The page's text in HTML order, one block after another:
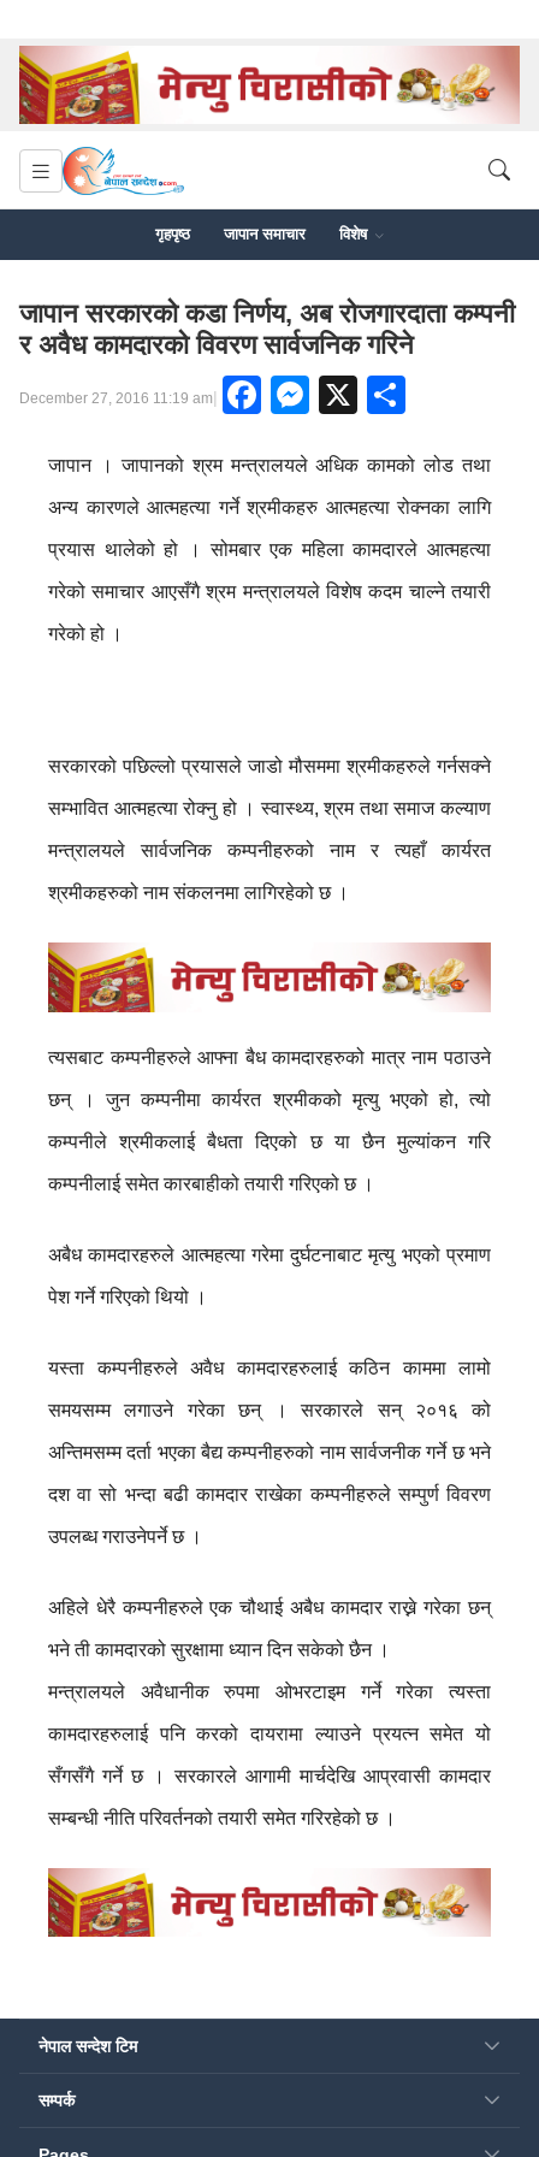
गृहपृष्ठ जापान समाचार विशेष
जापान सरकारको कडा निर्णय, अब रोजगारदाता कम्पनी
र अवैध कामदारको विवरण सार्वजनिक गरिने
December 27, 2016 11:19 am| Facebook
Messenger
X
जापान । जापानको श्रम मन्त्रालयले अधिक कामको लोड तथा
अन्य कारणले आत्महत्या गर्ने श्रमीकहरु आत्महत्या रोक्नका लागि
प्रयास थालेको हो । सोमबार एक महिला कामदारले आत्महत्या
गरेको समाचार आएसँगै श्रम मन्त्रालयले विशेष कदम चाल्ने तयारी
गरेको हो ।
सरकारको पछिल्लो प्रयासले जाडो मौसममा श्रमीकहरुले गर्नसक्ने
सम्भावित आत्महत्या रोक्नु हो । स्वास्थ्य, श्रम तथा समाज कल्याण
मन्त्रालयले सार्वजनिक कम्पनीहरुको नाम र त्यहाँ कार्यरत
श्रमीकहरुको नाम संकलनमा लागिरहेको छ ।
त्यसबाट कम्पनीहरुले आफ्ना बैध कामदारहरुको मात्र नाम पठाउने
छन् । जुन कम्पनीमा कार्यरत श्रमीकको मृत्यु भएको हो, त्यो
कम्पनीले श्रमीकलाई बैधता दिएको छ या छैन मुल्यांकन गरि
कम्पनीलाई समेत कारबाहीको तयारी गरिएको छ ।
अबैध कामदारहरुले आत्महत्या गरेमा दुर्घटनाबाट मृत्यु भएको प्रमाण
पेश गर्ने गरिएको थियो ।
यस्ता कम्पनीहरुले अवैध कामदारहरुलाई कठिन काममा लामो
समयसम्म लगाउने गरेका छन् । सरकारले सन् २०१६ को
अन्तिमसम्म दर्ता भएका बैद्य कम्पनीहरुको नाम सार्वजनीक गर्ने छ भने
दश वा सो भन्दा बढी कामदार राखेका कम्पनीहरुले सम्पुर्ण विवरण
उपलब्ध गराउनेपर्ने छ ।
अहिले धेरै कम्पनीहरुले एक चौथाई अबैध कामदार राख्ने गरेका छन्
भने ती कामदारको सुरक्षामा ध्यान दिन सकेको छैन ।
मन्त्रालयले अवैधानीक रुपमा ओभरटाइम गर्ने गरेका त्यस्ता
कामदारहरुलाई पनि करको दायरामा ल्याउने प्रयत्न समेत यो
सँगसँगै गर्ने छ । सरकारले आगामी मार्चदेखि आप्रवासी कामदार
सम्बन्धी नीति परिवर्तनको तयारी समेत गरिरहेको छ ।
नेपाल सन्देश टिम
सम्पर्क